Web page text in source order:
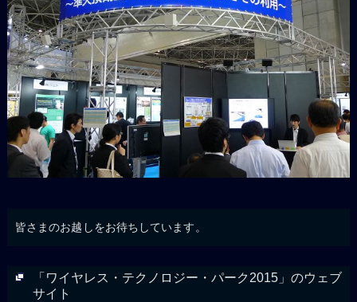
皆さまのお越しをお待ちしています。
「ワイヤレス・テクノロジー・パーク2015」のウェブ
サイト